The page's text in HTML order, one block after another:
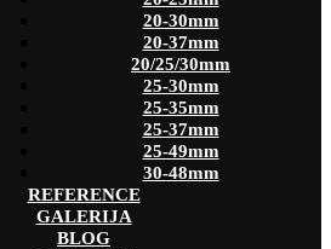
20-30mm
20-37mm
20/25/30mm
25-30mm
25-35mm
25-37mm
25-49mm
30-48mm
REFERENCE
GALERIJA
BLOG